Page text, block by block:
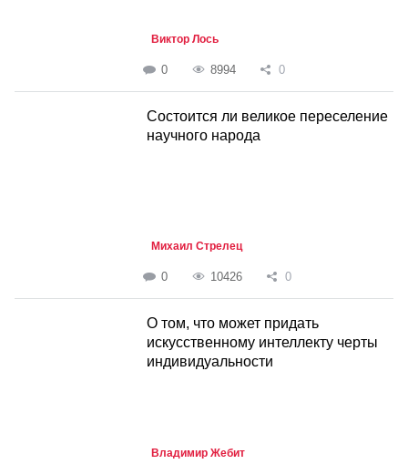
Виктор Лось
0 8994 0
Состоится ли великое переселение
научного народа
Михаил Стрелец
0 10426 0
О том, что может придать
искусственному интеллекту черты
индивидуальности
Владимир Жебит